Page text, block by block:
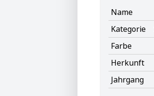
Name
Kategorie
Farbe
Herkunft
Jahrgang